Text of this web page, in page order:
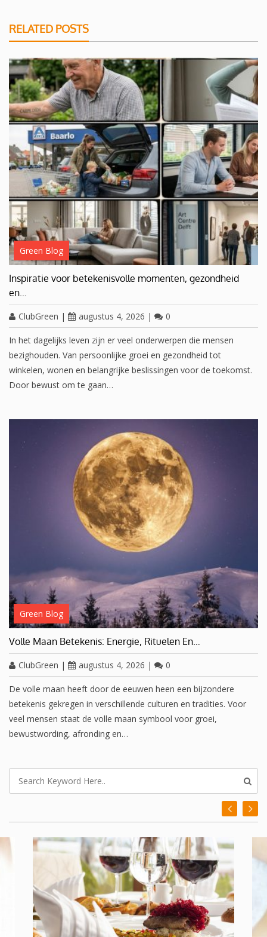
RELATED POSTS
Green Blog
Inspiratie voor betekenisvolle momenten, gezondheid
en…
ClubGreen | augustus 4, 2026 | 0
In het dagelijks leven zijn er veel onderwerpen die mensen
bezighouden. Van persoonlijke groei en gezondheid tot
winkelen, wonen en belangrijke beslissingen voor de toekomst.
Door bewust om te gaan…
Green Blog
Volle Maan Betekenis: Energie, Rituelen En…
ClubGreen | augustus 4, 2026 | 0
De volle maan heeft door de eeuwen heen een bijzondere
betekenis gekregen in verschillende culturen en tradities. Voor
veel mensen staat de volle maan symbool voor groei,
bewustwording, afronding en…